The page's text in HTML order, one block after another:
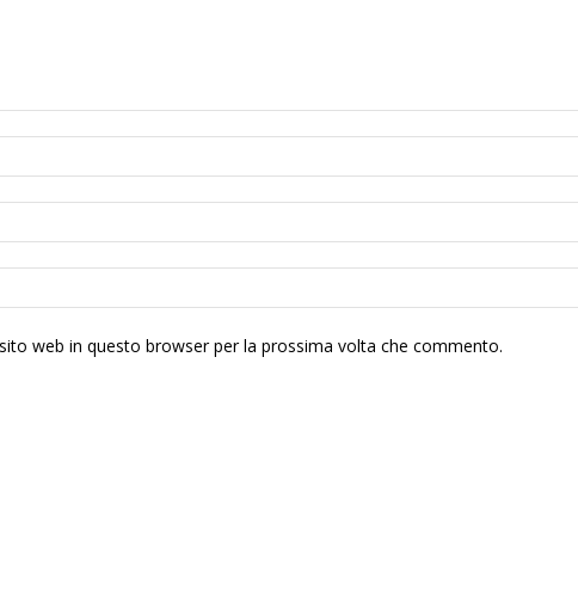
web in questo browser per la prossima volta che commento.